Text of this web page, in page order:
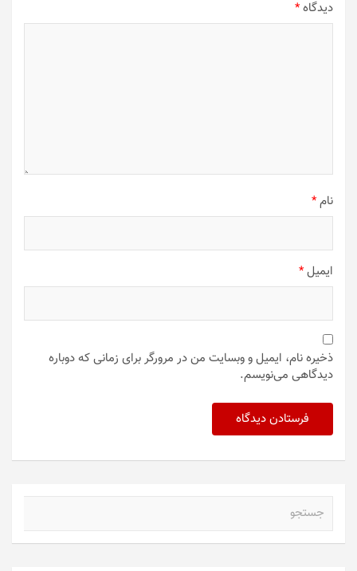
دیدگاه*
نام*
ایمیل*
ذخیره نام، ایمیل و وبسایت من در مرورگر برای زمانی که دوباره
دیدگاهی می‌نویسم.